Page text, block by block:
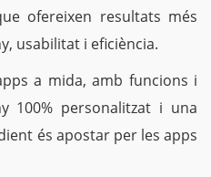
ofereixen resultats més
usabilitat i eficiència.
a mida, amb funcions i
100% personalitzat i una
és apostar per les apps